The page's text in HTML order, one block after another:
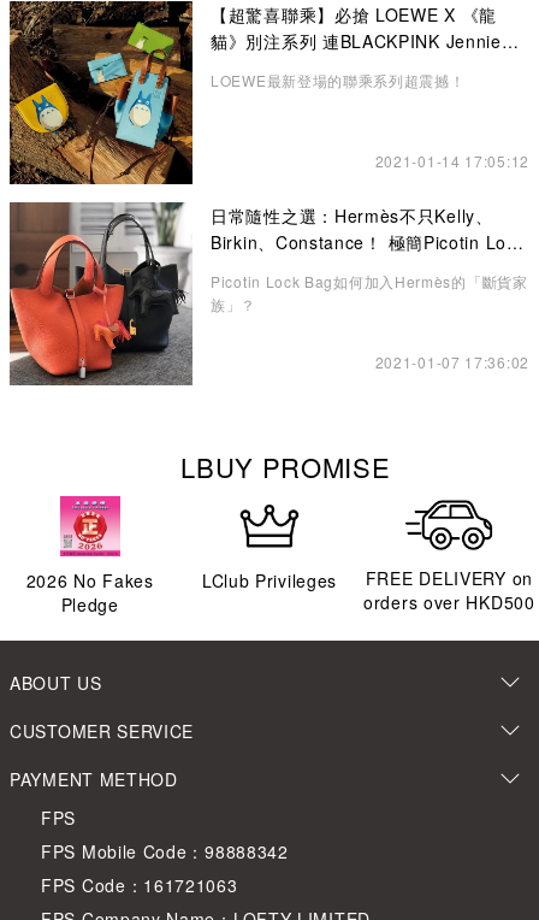
【超驚喜聯乘】必搶 LOEWE X 《龍
貓》別注系列 連BLACKPINK Jennie也
LOEWE最新登場的聯乘系列超震撼！
2021-01-14 17:05:12
日常隨性之選：Hermès不只Kelly、
Birkin、Constance！ 極簡Picotin Lock
Picotin Lock Bag如何加入Hermès的「斷貨家
族」？
2021-01-07 17:36:02
LBUY PROMISE
2026 No Fakes
Pledge
LClub Privileges
FREE DELIVERY on
orders over HKD500
ABOUT US
CUSTOMER SERVICE
PAYMENT METHOD
FPS
FPS Mobile Code：98888342
FPS Code：161721063